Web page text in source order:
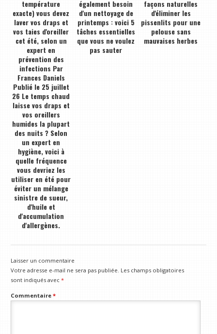
température
exacte) vous devez
laver vos draps et
vos taies d'oreiller
cet été, selon un
expert en
prévention des
infections Par
Frances Daniels
Publié le 25 juillet
26 Le temps chaud
laisse vos draps et
vos oreillers
humides la plupart
des nuits ? Selon
un expert en
hygiène, voici à
quelle fréquence
vous devriez les
utiliser en été pour
éviter un mélange
sinistre de sueur,
d'huile et
d'accumulation
d'allergènes.
également besoin
d'un nettoyage de
printemps : voici 5
tâches essentielles
que vous ne voulez
pas sauter
façons naturelles
d'éliminer les
pissenlits pour une
pelouse sans
mauvaises herbes
Laisser un commentaire
Votre adresse e-mail ne sera pas publiée. Les champs obligatoires
sont indiqués avec*
Commentaire*